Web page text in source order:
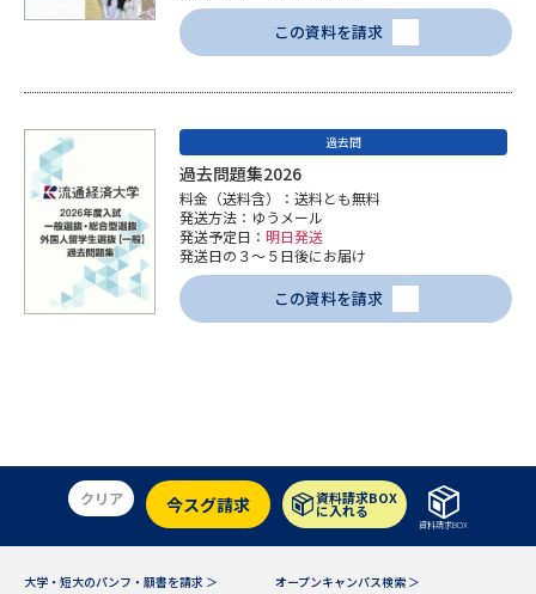
この資料を請求
過去問
過去問題集2026
料金（送料含）：送料とも無料
発送方法：ゆうメール
発送予定日： 明日発送
発送日の３～５日後にお届け
この資料を請求
クリア 今スグ請求 資料請求BOX
に入れる
資料請求BOX
大学・短大のパンフ・願書を請求 ＞ オープンキャンパス検索 ＞